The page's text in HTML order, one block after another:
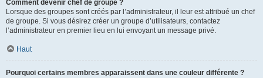
Comment devenir chef de groupe ?
Lorsque des groupes sont créés par l’administrateur, il leur est attribué un chef
de groupe. Si vous désirez créer un groupe d’utilisateurs, contactez
l’administrateur en premier lieu en lui envoyant un message privé.
Haut
Pourquoi certains membres apparaissent dans une couleur différente ?